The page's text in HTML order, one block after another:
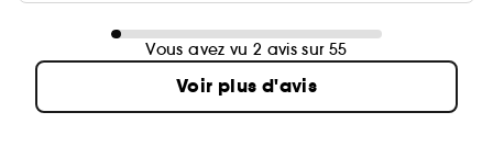
Vous avez vu 2 avis sur 55
Voir plus d'avis